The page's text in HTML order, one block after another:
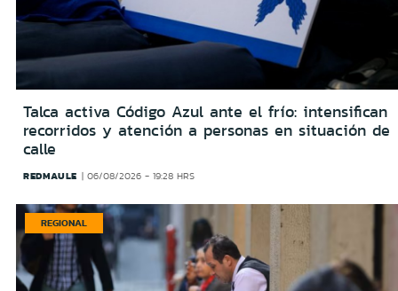
Talca activa Código Azul ante el frío: intensifican
recorridos y atención a personas en situación de
calle
REDMAULE 06/08/2026 - 19:28 HRS
REGIONAL